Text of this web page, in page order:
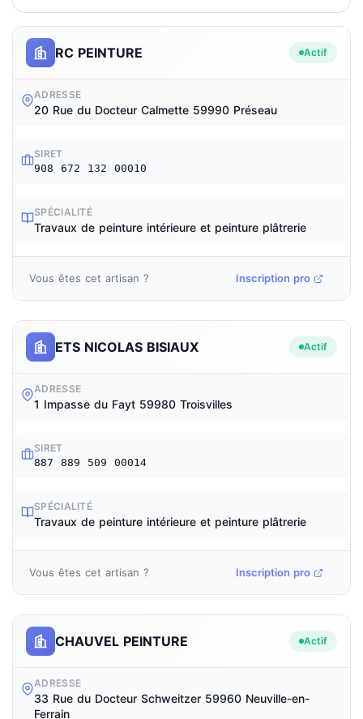
RC PEINTURE Actif
ADRESSE
20 Rue du Docteur Calmette 59990 Préseau
SIRET
908 672 132 00010
SPÉCIALITÉ
Travaux de peinture intérieure et peinture plâtrerie
Vous êtes cet artisan ? Inscription pro
ETS NICOLAS BISIAUX Actif
ADRESSE
1 Impasse du Fayt 59980 Troisvilles
SIRET
887 889 509 00014
SPÉCIALITÉ
Travaux de peinture intérieure et peinture plâtrerie
Vous êtes cet artisan ? Inscription pro
CHAUVEL PEINTURE Actif
ADRESSE
33 Rue du Docteur Schweitzer 59960 Neuville-en-
Ferrain